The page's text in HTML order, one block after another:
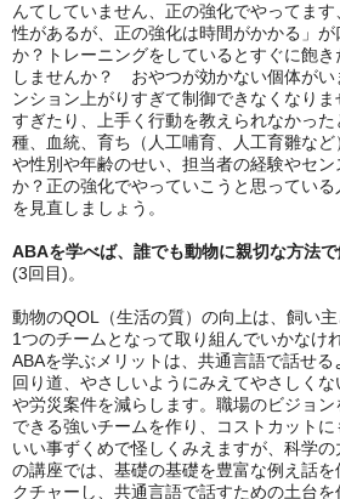
んてしていません、正の強化でやってま
性があるが、正の強化は時間がかかる」
か？トレーニングをしているとすぐに飽
しませんか？ おやつが効かない個体が
ンション上がりすぎて制御できなくなり
すぎたり、上手く行動を教えられなかっ
種、血統、育ち（人工哺育、人工育雛な
や性別や年齢のせい、担当者の経験やセ
か？正の強化でやっていこうと思ってい
を見直しましょう。
ABAを学べば、誰でも動物に親切な方法
(3回目)。
動物のQOL（生活の質）の向上は、飼い
1つのチームとなって取り組んでいかなけ
ABAを学ぶメリットは、共通言語で話せ
回り道、やさしいようにみえてやさしく
や労災案件を減らします。職場のビジョ
できる強いチームを作り、コストカットに
いい事ずくめで怪しくみえますが、科学の
の講座では、基礎の基礎を豊富な例え話
クチャーし、共通言語で話すための土台